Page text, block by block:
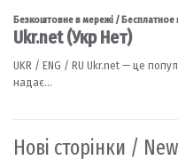
Нові сторінки /